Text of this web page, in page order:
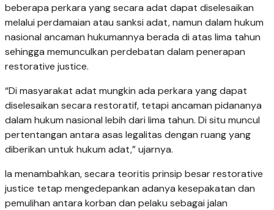
beberapa perkara yang secara adat dapat diselesaikan
melalui perdamaian atau sanksi adat, namun dalam hukum
nasional ancaman hukumannya berada di atas lima tahun
sehingga memunculkan perdebatan dalam penerapan
restorative justice.
“Di masyarakat adat mungkin ada perkara yang dapat
diselesaikan secara restoratif, tetapi ancaman pidananya
dalam hukum nasional lebih dari lima tahun. Di situ muncul
pertentangan antara asas legalitas dengan ruang yang
diberikan untuk hukum adat,” ujarnya.
Ia menambahkan, secara teoritis prinsip besar restorative
justice tetap mengedepankan adanya kesepakatan dan
pemulihan antara korban dan pelaku sebagai jalan